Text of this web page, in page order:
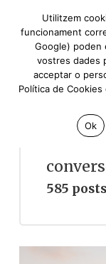
585 posts
Utilitzem
funcionament
Google) poden
vostres dades
acceptar o
Política de Cookies
Ok